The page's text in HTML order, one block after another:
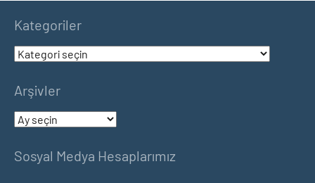
Kategoriler
Kategoriler
Arşivler
Arşivler
Sosyal Medya Hesaplarımız